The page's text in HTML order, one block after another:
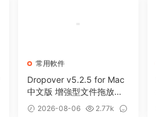
常用軟件
Dropover v5.2.5 for Mac
中文版 增強型文件拖放暫
存備用整理工具
2026-08-06
2.77k